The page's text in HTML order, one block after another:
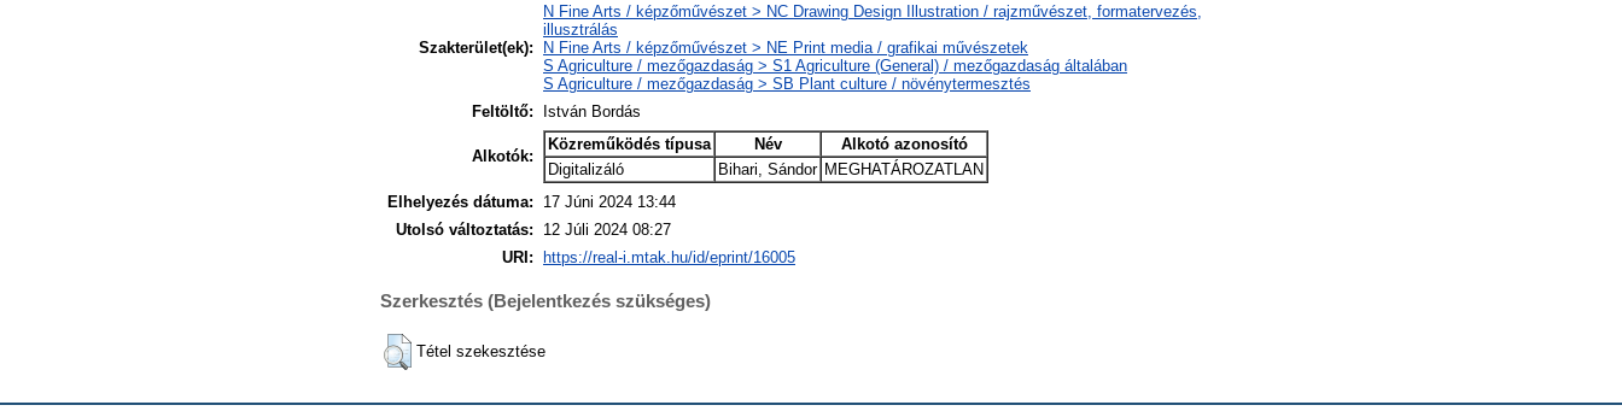
Szakterület(ek):
N Fine Arts / képzőművészet > NC Drawing Design Illustration / rajzművészet, formatervezés,
illusztrálás
N Fine Arts / képzőművészet > NE Print media / grafikai művészetek
S Agriculture / mezőgazdaság > S1 Agriculture (General) / mezőgazdaság általában
S Agriculture / mezőgazdaság > SB Plant culture / növénytermesztés
Feltöltő:
István Bordás
Alkotók:
Közreműködés típusa Név
Alkotó azonosító
Digitalizáló
Bihari, Sándor MEGHATÁROZATLAN
Elhelyezés dátuma:
17 Júni 2024 13:44
Utolsó változtatás:
12 Júli 2024 08:27
URI: https://real-i.mtak.hu/id/eprint/16005
Szerkesztés (Bejelentkezés szükséges)
Tétel szekesztése